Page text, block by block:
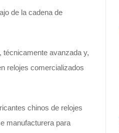
de la cadena de
avanzada y,
relojes comercializados
chinos de relojes
manufacturera para